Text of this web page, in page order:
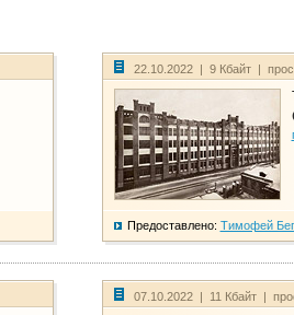
22.10.2022 | 9 Кбайт |
Предоставлено: Тимофей
07.10.2022 | 11 Кбайт |